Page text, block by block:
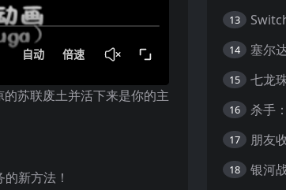
苏联废土并活下来是你的主
新方法！
13
14
15
16
17
18